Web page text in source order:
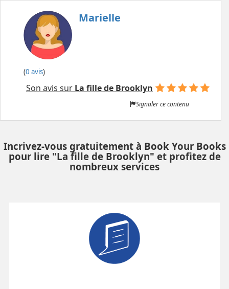
Marielle
(0 avis)
Son avis sur La fille de Brooklyn
Signaler ce contenu
Incrivez-vous gratuitement à Book Your Books
pour lire "La fille de Brooklyn" et profitez de
nombreux services